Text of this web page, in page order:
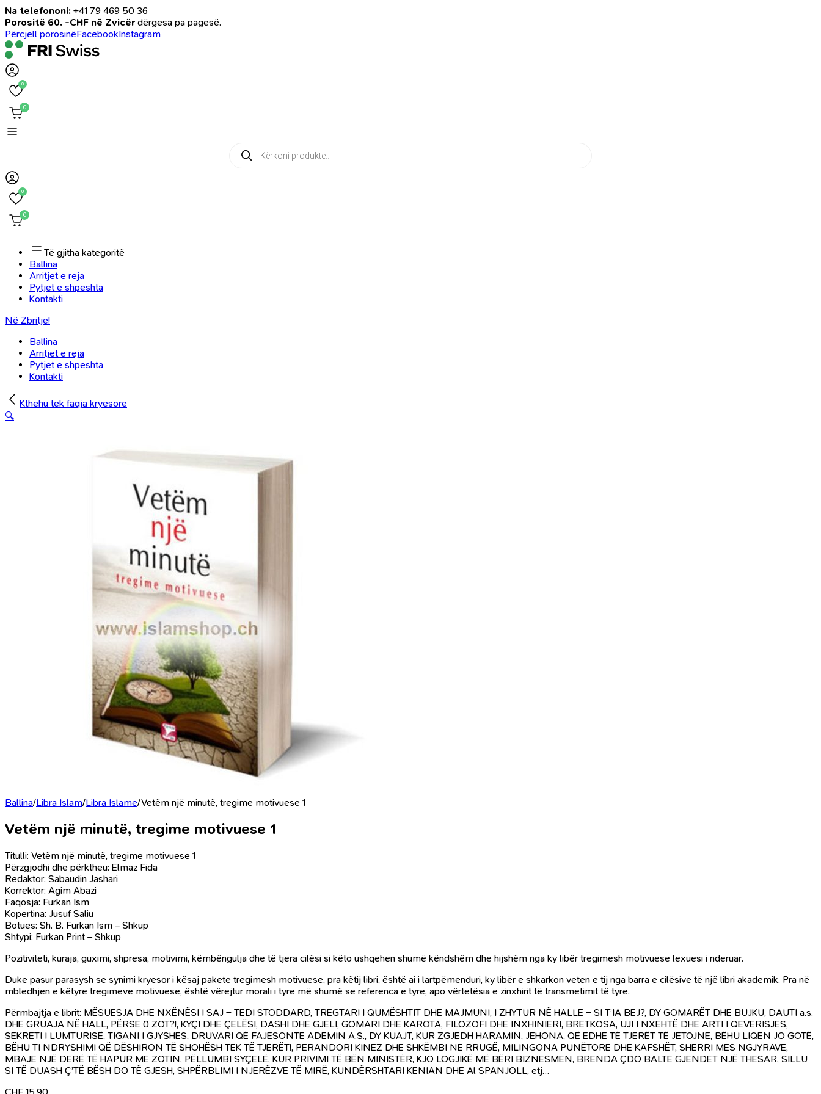
Na telefononi: +41 79 469 50 36
Porositë 60. -CHF në Zvicër dërgesa pa pagesë.
Përcjell porosinëFacebookInstagram
0
0
Products
search
0
0
Të gjitha kategoritë
Ballina
Arritjet e reja
Pytjet e shpeshta
Kontakti
Në Zbritje!
Ballina
Arritjet e reja
Pytjet e shpeshta
Kontakti
Kthehu tek faqja kryesore
🔍
Ballina/Libra Islam/Libra Islame/Vetëm një minutë, tregime motivuese 1
Vetëm një minutë, tregime motivuese 1
Titulli: Vetëm një minutë, tregime motivuese 1
Përzgjodhi dhe përktheu: Elmaz Fida
Redaktor: Sabaudin Jashari
Korrektor: Agim Abazi
Faqosja: Furkan Ism
Kopertina: Jusuf Saliu
Botues: Sh. B. Furkan Ism – Shkup
Shtypi: Furkan Print – Shkup
Pozitiviteti, kuraja, guximi, shpresa, motivimi, këmbëngulja dhe të tjera cilësi si këto ushqehen shumë këndshëm dhe hijshëm nga ky libër tregimesh motivuese lexuesi i nderuar.
Duke pasur parasysh se synimi kryesor i kësaj pakete tregimesh motivuese, pra këtij libri, është ai i lartpëmenduri, ky libër e shkarkon veten e tij nga barra e cilësive të një libri akademik. Pra në
mbledhjen e këtyre tregimeve motivuese, është vërejtur morali i tyre më shumë se referenca e tyre, apo vërtetësia e zinxhirit të transmetimit të tyre.
Përmbajtja e librit: MËSUESJA DHE NXËNËSI I SAJ – TEDI STODDARD, TREGTARI I QUMËSHTIT DHE MAJMUNI, I ZHYTUR NË HALLE – SI T’IA BEJ?, DY GOMARËT DHE BUJKU, DAUTI a.s.
DHE GRUAJA NË HALL, PËRSE 0 ZOT?!, KYÇI DHE ÇELËSI, DASHI DHE GJELI, GOMARI DHE KAROTA, FILOZOFI DHE INXHINIERI, BRETKOSA, UJI I NXEHTË DHE ARTI I QEVERISJES,
SEKRETI I LUMTURISË, TIGANI I GJYSHES, DRUVARI QË FAJESONTE ADEMIN A.S., DY KUAJT, KUR ZGJEDH HARAMIN, JEHONA, QË EDHE TË TJERËT TË JETOJNË, BËHU LIQEN JO GOTË,
BËHU TI NDRYSHIMI QË DËSHIRON TË SHOHËSH TEK TË TJERËT!, PERANDORI KINEZ DHE SHKËMBI NE RRUGË, MILINGONA PUNËTORE DHE KAFSHËT, SHERRI MES NGJYRAVE,
MBAJE NJË DERË TË HAPUR ME ZOTIN, PËLLUMBI SYÇELË, KUR PRIVIMI TË BËN MINISTËR, KJO LOGJIKË MË BËRI BIZNESMEN, BRENDA ÇDO BALTE GJENDET NJË THESAR, SILLU
SI TË DUASH Ç’TË BËSH DO TË GJESH, SHPËRBLIMI I NJERËZVE TË MIRË, KUNDËRSHTARI KENIAN DHE Al SPANJOLL, etj…